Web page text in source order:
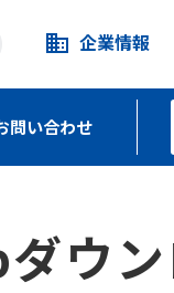
企業情報
問い合わせ
ウ